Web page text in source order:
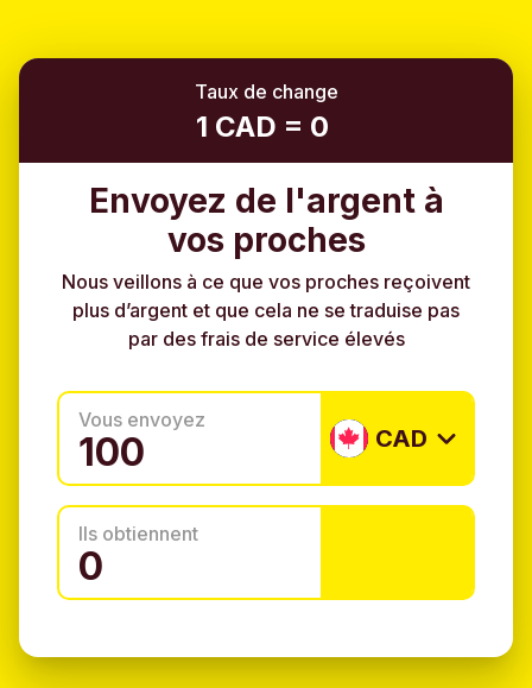
Taux de change
1 CAD = 0
Envoyez de l'argent à
vos proches
Nous veillons à ce que vos proches reçoivent
plus d’argent et que cela ne se traduise pas
par des frais de service élevés
Vous envoyez
CAD
Ils obtiennent